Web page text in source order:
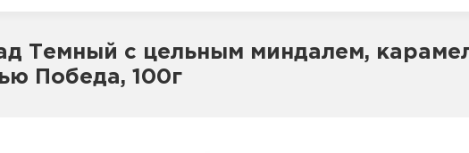
Темный с цельным миндалем,
Победа, 100г